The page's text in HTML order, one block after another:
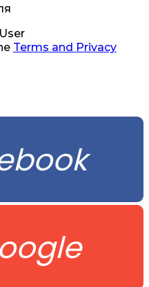
Terms and Privacy